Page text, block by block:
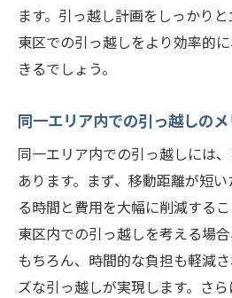
ます。引っ越し計画をしっかり
東区での引っ越しをより効率的
きるでしょう。
同一エリア内での引っ越しのメ
同一エリア内での引っ越しには
あります。まず、移動距離が短
る時間と費用を大幅に削減する
東区内での引っ越しを考える場
もちろん、時間的な負担も軽減
ズな引っ越しが実現します。さ